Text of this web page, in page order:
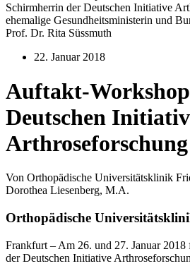
Schirmherrin der Deutschen Initiative
ehemalige Gesundheitsministerin und
Prof. Dr. Rita Süssmuth
22. Januar 2018
Auftakt-
Deutschen
Arthroseforschung
Von Orthopädische Universitätsklinik
Dorothea Liesenberg, M.A.
Orthopädische
Frankfurt – Am 26. und 27. Januar 2018
der Deutschen Initiative